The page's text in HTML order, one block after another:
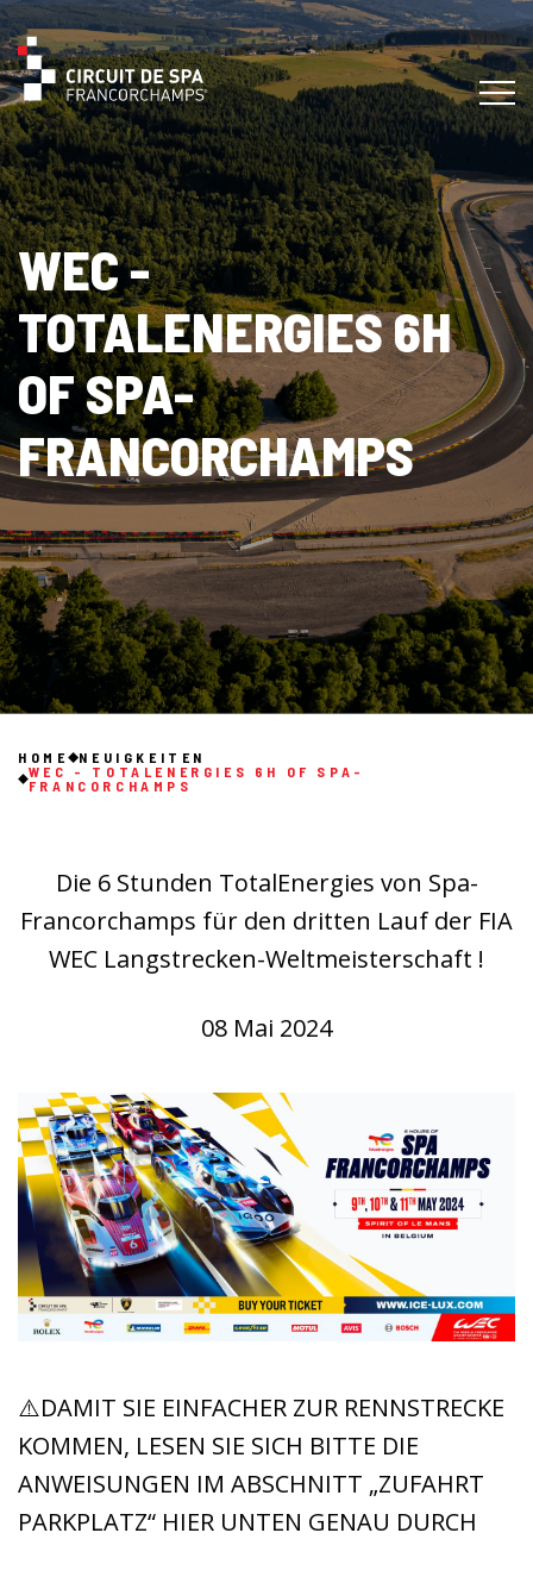
WEC -
TOTALENERGIES 6H
OF SPA-
FRANCORCHAMPS
HOME
NEUIGKEITEN
WEC - TOTALENERGIES 6H OF SPA-
FRANCORCHAMPS
Die 6 Stunden TotalEnergies von Spa-
Francorchamps für den dritten Lauf der FIA
WEC Langstrecken-Weltmeisterschaft !
08 Mai 2024
⚠️DAMIT SIE EINFACHER ZUR RENNSTRECKE
KOMMEN, LESEN SIE SICH BITTE DIE
ANWEISUNGEN IM ABSCHNITT „ZUFAHRT
PARKPLATZ“ HIER UNTEN GENAU DURCH